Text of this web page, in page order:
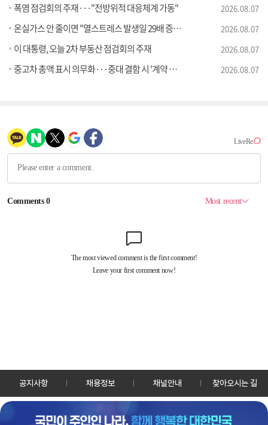
폭염 점검회의 주재···"전방위적 대응체계 가동" 2026.08.07
온실가스 안 줄이면 "열스트레스 발생일 29배 증가" 2026.08.07
이 대통령, 오늘 2차 부동산 점검회의 주재 2026.08.07
중고차 총액 표시 의무화···중대 결함 시 '계약 해제' 2026.08.07
공지사항 채용정보 채널안내 찾아오시는 길
30128 세종특별자치시 정부2청사로 13 한국정책방송원 KTV
TEL: 044-204-8000